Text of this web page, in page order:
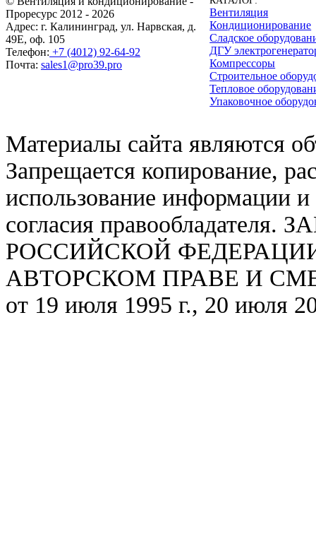
Проресурс 2012 - 2026
Адрес: г. Калининград, ул. Нарвская, д.
49Е, оф. 105
Телефон: +7 (4012) 92-64-92
Почта: sales1@pro39.pro
Вентиляция
Кондиционирование
Сладское
ДГУ
Компрессоры
Строительное
Тепловое
Упаковочное
Материалы сайта являются
Запрещается копирование,
использование информации и
согласия
РОССИЙСКОЙ ФЕДЕРАЦИИ
АВТОРСКОМ ПРАВЕ И
от 19 июля 1995 г., 20 июля